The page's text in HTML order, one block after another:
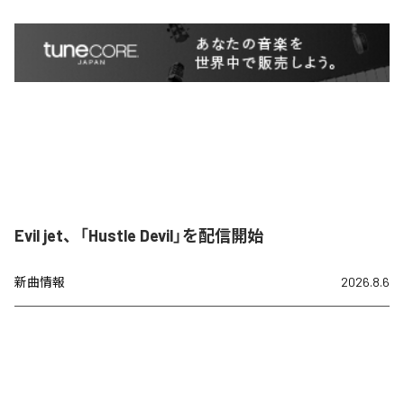
Evil jet、「Hustle Devil」を配信開始
新曲情報 2026.8.6